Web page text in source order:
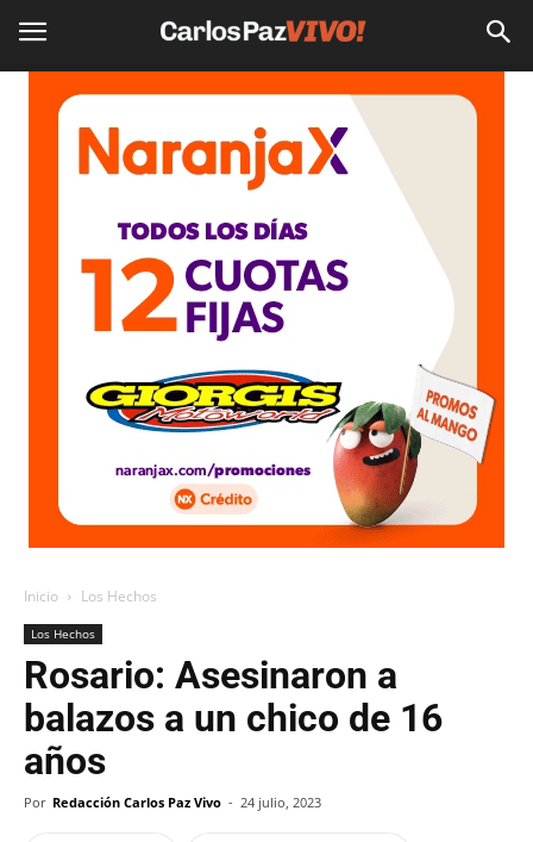
Inicio Los Hechos
Los Hechos
Rosario: Asesinaron a
balazos a un chico de 16
años
Por Redacción Carlos Paz Vivo - 24 julio, 2023